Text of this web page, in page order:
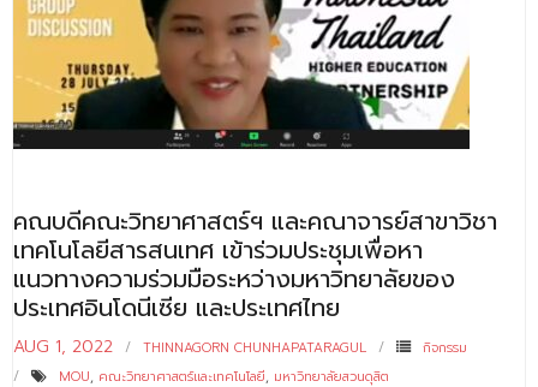
- - สำนักงานคณะวิทยาศาสตร์และเทคโนโลยี
- - บุคลากรวิชาการ
- - บุคลากรสนับสนุน
- วิทยาศาสตรบัณฑิต
- - วิทยาการคอมพิวเตอร์
- - วิทยาศาสตร์เครื่องสำอาง
- - อาชีวอนามัยและความปลอดภัย
คณบดีคณะวิทยาศาสตร์ฯ และคณาจารย์สาขาวิชา
เทคโนโลยีสารสนเทศ เข้าร่วมประชุมเพื่อหา
แนวทางความร่วมมือระหว่างมหาวิทยาลัยของ
ประเทศอินโดนีเซีย และประเทศไทย
AUG 1, 2022 THINNAGORN CHUNHAPATARAGUL
กิจกรรม
MOU, คณะวิทยาศาสตร์และเทคโนโลยี, มหาวิทยาลัยสวนดุสิต